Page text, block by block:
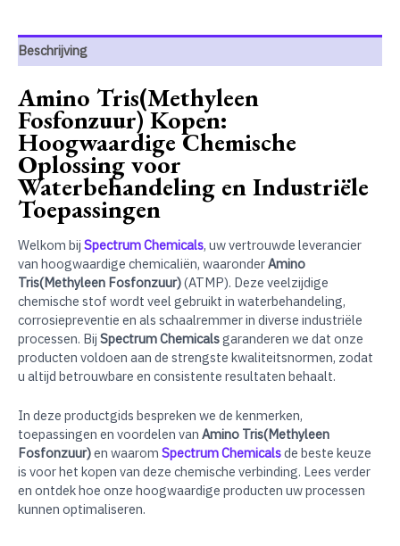
Beschrijving
Amino Tris(Methyleen
Fosfonzuur) Kopen:
Hoogwaardige Chemische
Oplossing voor
Waterbehandeling en Industriële
Toepassingen
Welkom bij Spectrum Chemicals, uw vertrouwde leverancier
van hoogwaardige chemicaliën, waaronderAmino
Tris(Methyleen Fosfonzuur)(ATMP). Deze veelzijdige
chemische stof wordt veel gebruikt in waterbehandeling,
corrosiepreventie en als schaalremmer in diverse industriële
processen. Bij Spectrum Chemicalsgaranderen we dat onze
producten voldoen aan de strengste kwaliteitsnormen, zodat
u altijd betrouwbare en consistente resultaten behaalt.
In deze productgids bespreken we de kenmerken,
toepassingen en voordelen van Amino Tris(Methyleen
Fosfonzuur)en waarom Spectrum Chemicalsde beste keuze
is voor het kopen van deze chemische verbinding. Lees verder
en ontdek hoe onze hoogwaardige producten uw processen
kunnen optimaliseren.